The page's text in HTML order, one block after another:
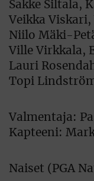
Sakke Siltala,
Veikka
Niilo Mäki-
Ville Virkkala,
Lauri
Topi
Valmentaja:
Kapteeni:
Naiset (PGA